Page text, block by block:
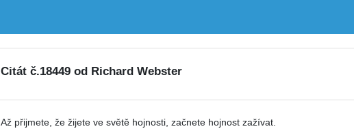
Citát č.18449 od Richard Webster
Až přijmete, že žijete ve světě hojnosti, začnete hojnost zažívat.